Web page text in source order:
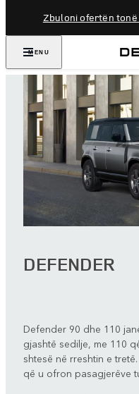
Zbuloni ofertën
MENU
DEFENDER
Defender 90 dhe 110
gjashtë sedilje, me 110
shtesë në rreshtin e
që u ofron pasagjerëve